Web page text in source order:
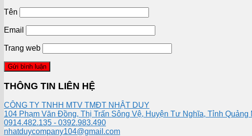
Tên
Email
Trang web
THÔNG TIN LIÊN HỆ
CÔNG TY TNHH MTV TMĐT NHẬT DUY
104 Phạm Văn Đồng, Thị Trấn Sông Vệ, Huyện Tư Nghĩa, Tỉnh Quảng
0914.482.135 - 0392.983.490
nhatduycompany104@gmail.com